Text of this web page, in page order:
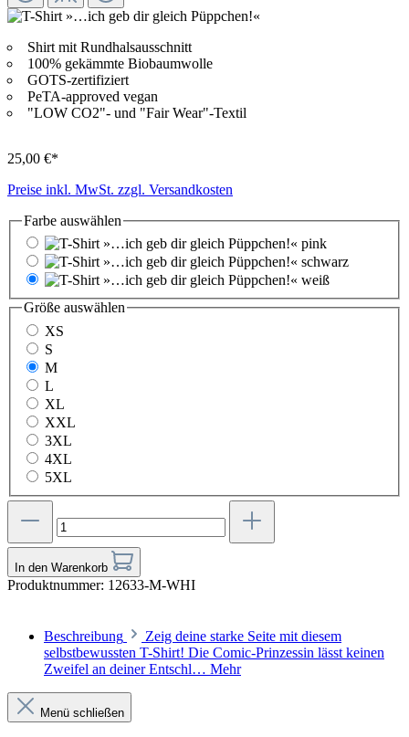
Shirt mit Rundhalsausschnitt
100% gekämmte Biobaumwolle
GOTS-zertifiziert
PeTA-approved vegan
"LOW CO2"- und "Fair Wear"-Textil
25,00 €*
Preise inkl. MwSt. zzgl. Versandkosten
Farbe auswählen
pink
schwarz
weiß
Größe auswählen
XS
S
M
L
XL
XXL
3XL
4XL
5XL
In den Warenkorb
Produktnummer: 12633-M-WHI
Beschreibung
Zeig deine starke Seite mit diesem
selbstbewussten T-Shirt! Die Comic-Prinzessin lässt keinen
Zweifel an deiner Entschl… Mehr
Menü schließen